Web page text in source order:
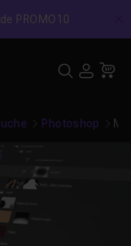
PROMO10
Photoshop